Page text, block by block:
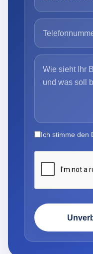
Ich stimme den